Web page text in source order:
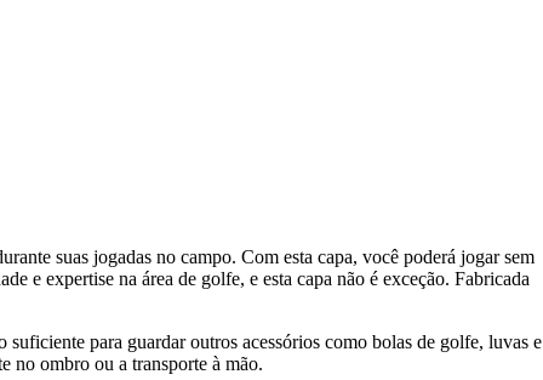
suas jogadas no campo. Com esta capa, você poderá jogar sem
e expertise na área de golfe, e esta capa não é exceção. Fabricada
para guardar outros acessórios como bolas de golfe, luvas e
no ombro ou a transporte à mão.